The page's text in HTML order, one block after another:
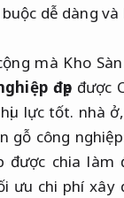
dễ dàng và
mà Kho
đẹp được
lực tốt. nhà ở,
gỗ công
được chia làm
ưu chi phí xây